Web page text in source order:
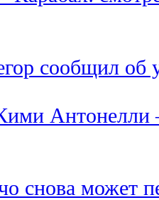
сообщил об
Антонелли
снова может